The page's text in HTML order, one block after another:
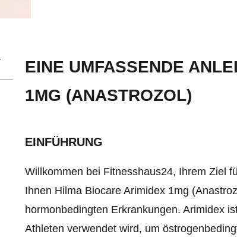
EINE UMFASSENDE
1MG (ANASTROZOL)
EINFÜHRUNG
Willkommen bei Fitnesshaus24, Ihrem Ziel
Ihnen Hilma Biocare Arimidex 1mg
hormonbedingten Erkrankungen. Arimidex
Athleten verwendet wird, um